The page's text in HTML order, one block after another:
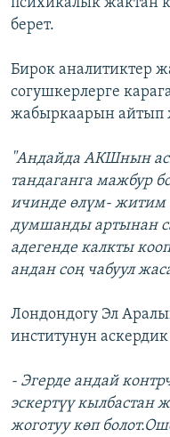
берет.
Бирок аналитиктер
согушкерлерге
жабыркаарын айтып
"Андайда АКШнын
тандаганга мажбур
ичинде өлүм- житим
думшанды артынан
адегенде калкты
андан соң чабуул
Лондондогу Эл
институнун
- Эгерде андай
эскертүү кылбастан
жоготуу көп